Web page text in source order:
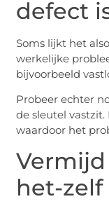
defect
Soms lijkt het
werkelijke
bijvoorbeeld
Probeer echter
de sleutel
waardoor het
het-